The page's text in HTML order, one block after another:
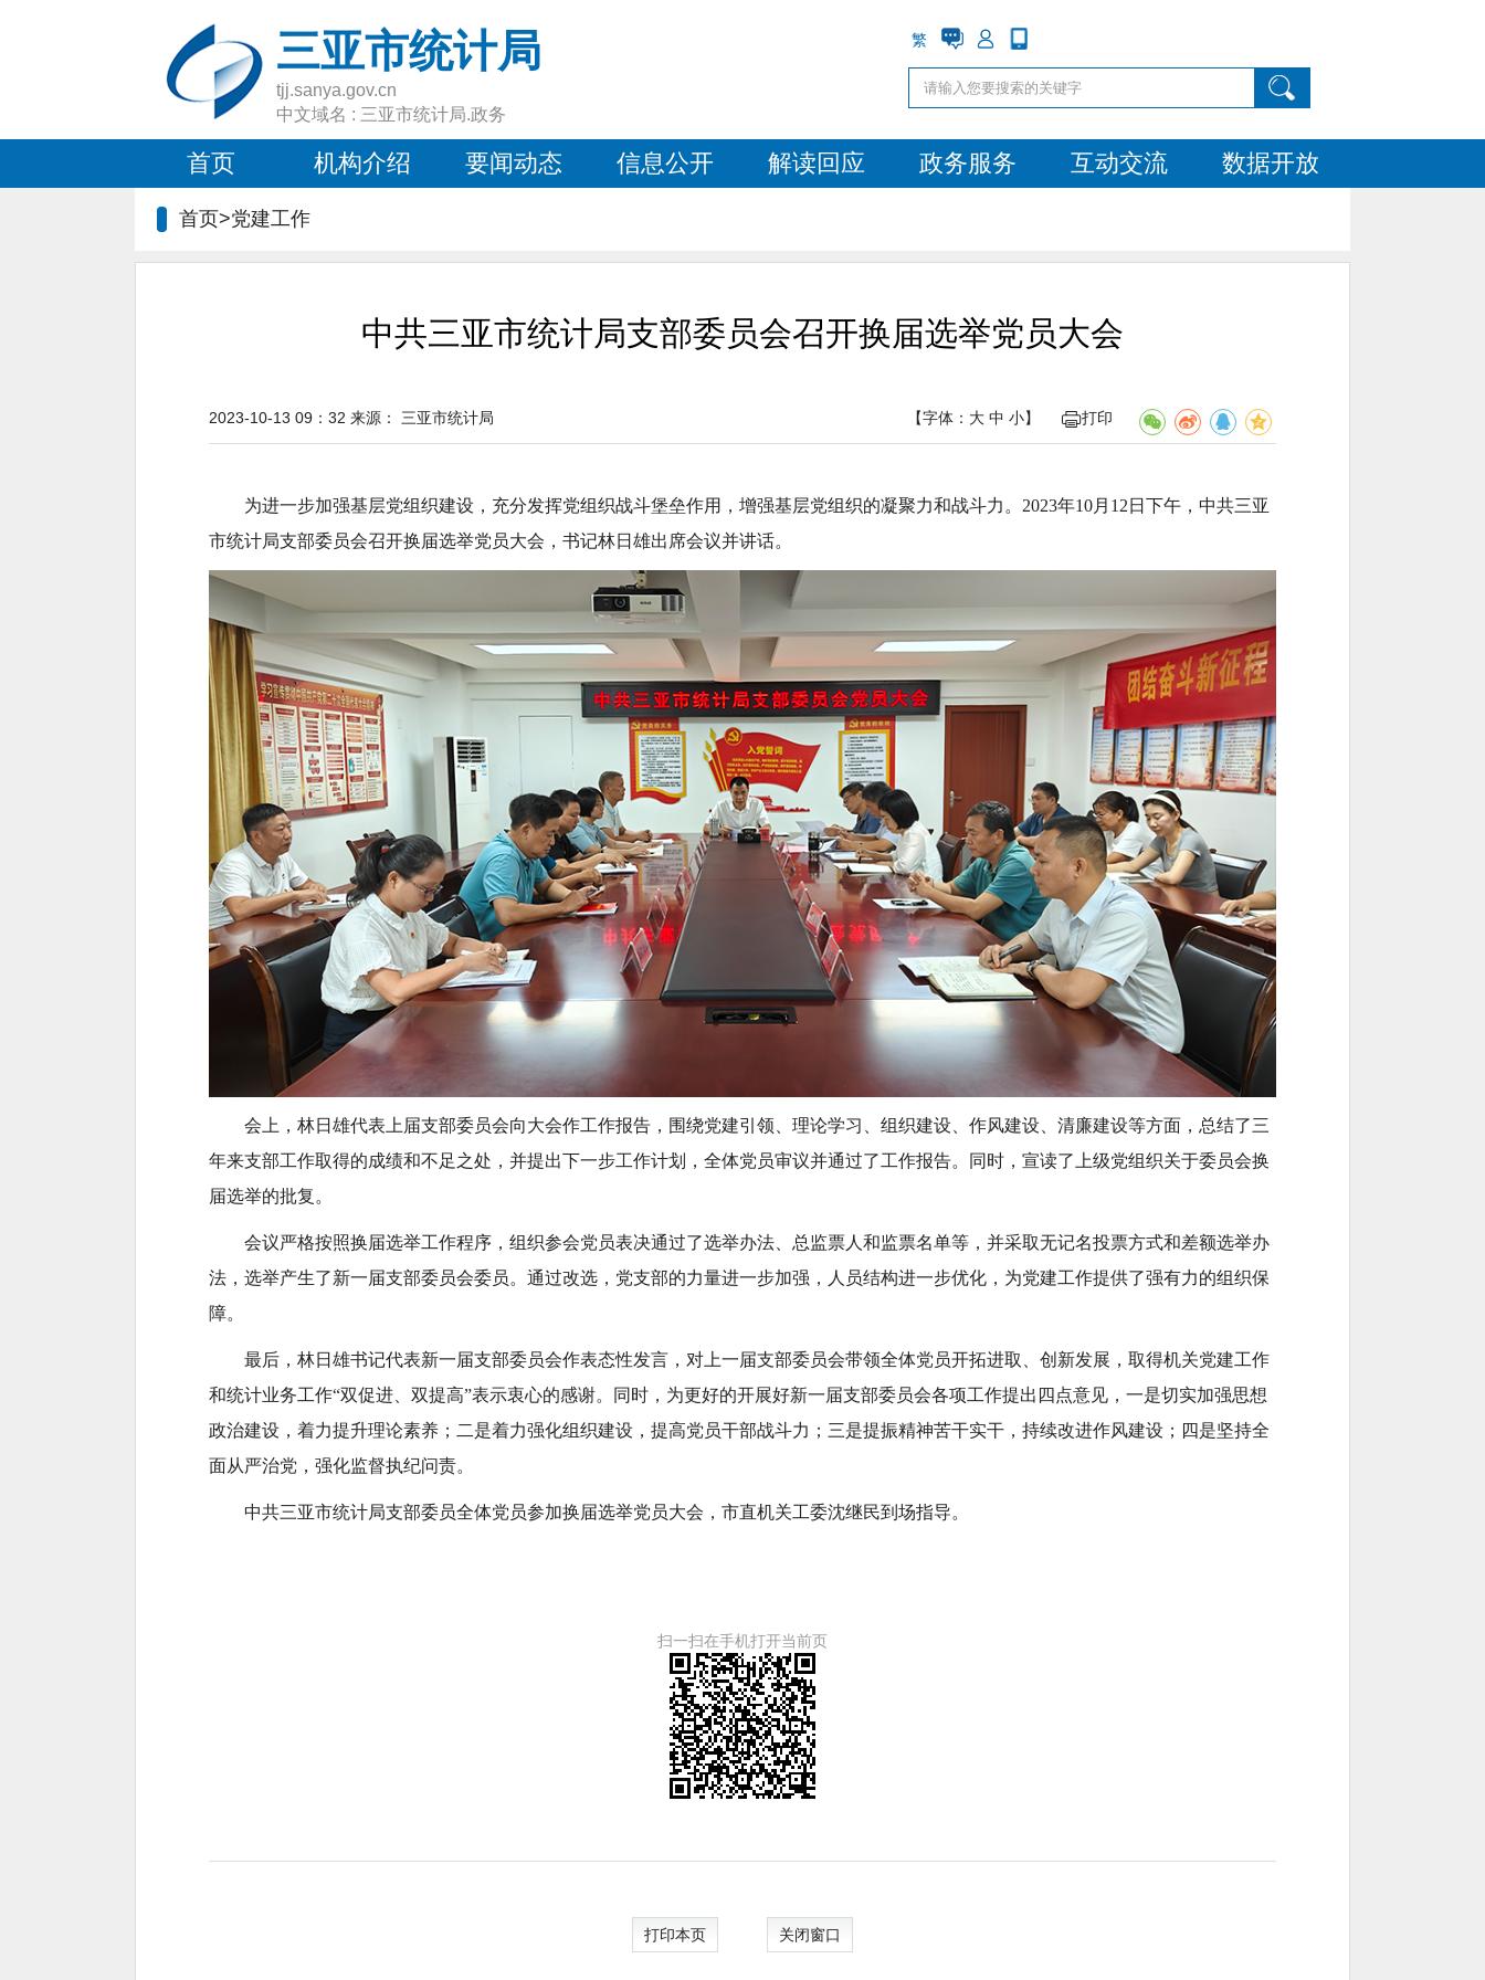
三亚市统计局
tjj.sanya.gov.cn
中文域名 : 三亚市统计局.政务
繁
首页 机构介绍 要闻动态 信息公开 解读回应 政务服务 互动交流 数据开放
首页>党建工作
中共三亚市统计局支部委员会召开换届选举党员大会
【字体： 大 中 小】 打印
2023-10-13 09：32 来源： 三亚市统计局
为进一步加强基层党组织建设，充分发挥党组织战斗堡垒作用，增强基层党组织的凝聚力和战斗力。 2023年10月12日下午，中共三亚
市统计局支部委员会召开换届选举党员大会，书记林日雄出席会议并讲话。
会上，林日雄代表上届支部委员会向大会作工作报告，围绕党建引领、理论学习、组织建设、作风建设、清廉建设等方面，总结了三
年来支部工作取得的成绩和不足之处，并提出下一步工作计划，全体党员审议并通过了工作报告。同时，宣读了上级党组织关于委员会换
届选举的批复。
会议严格按照换届选举工作程序，组织参会党员表决通过了选举办法、总监票人和监票名单等，并采取无记名投票方式和差额选举办
法，选举产生了新一届支部委员会委员。通过改选，党支部的力量进一步加强，人员结构进一步优化，为党建工作提供了强有力的组织保
障。
最后，林日雄书记代表新一届支部委员会作表态性发言，对上一届支部委员会带领全体党员开拓进取、创新发展，取得机关党建工作
和统计业务工作“双促进、双提高”表示衷心的感谢。同时，为更好的开展好新一届支部委员会各项工作提出四点意见，一是切实加强思想
政治建设，着力提升理论素养；二是着力强化组织建设，提高党员干部战斗力；三是提振精神苦干实干，持续改进作风建设；四是坚持全
面从严治党，强化监督执纪问责。
中共三亚市统计局支部委员全体党员参加换届选举党员大会，市直机关工委沈继民到场指导。
扫一扫在手机打开当前页
打印本页 关闭窗口